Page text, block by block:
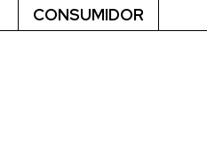
CONSUMIDOR